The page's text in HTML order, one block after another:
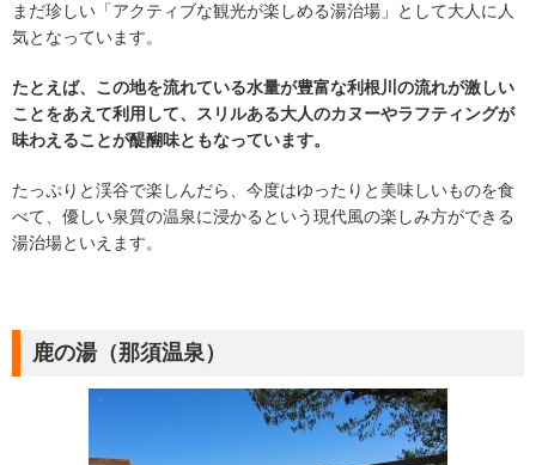
まだ珍しい「アクティブな観光が楽しめる湯治場」として大人に人
気となっています。
たとえば、この地を流れている水量が豊富な利根川の流れが激しい
ことをあえて利用して、スリルある大人のカヌーやラフティングが
味わえることが醍醐味ともなっています。
たっぷりと渓谷で楽しんだら、今度はゆったりと美味しいものを食
べて、優しい泉質の温泉に浸かるという現代風の楽しみ方ができる
湯治場といえます。
鹿の湯（那須温泉）